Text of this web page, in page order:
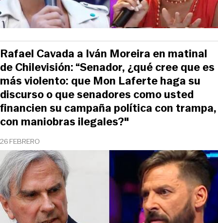
26 FEBRERO
Rafael Cavada a Iván Moreira en matinal
de Chilevisión: “Senador, ¿qué cree que es
más violento: que Mon Laferte haga su
discurso o que senadores como usted
financien su campaña política con trampa,
con maniobras ilegales?"